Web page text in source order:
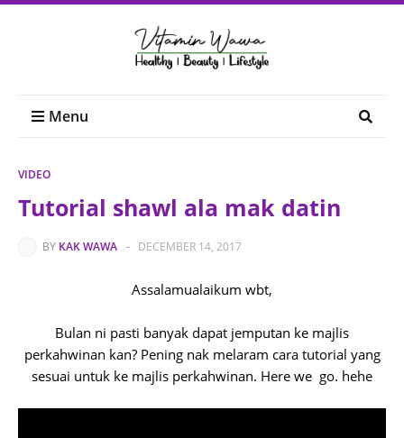
Menu
VIDEO
Tutorial shawl ala mak datin
BY KAK WAWA - DECEMBER 14, 2017
Assalamualaikum wbt,
Bulan ni pasti banyak dapat jemputan ke majlis
perkahwinan kan? Pening nak melaram cara tutorial yang
sesuai untuk ke majlis perkahwinan. Here we go. hehe